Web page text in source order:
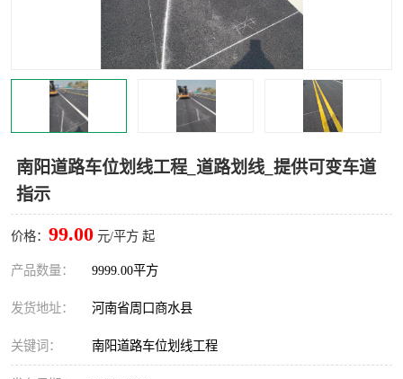
南阳道路车位划线工程_道路划线_提供可变车道
指示
价格： 99.00 元/平方 起
产品数量： 9999.00平方
发货地址： 河南省周口商水县
关键词： 南阳道路车位划线工程